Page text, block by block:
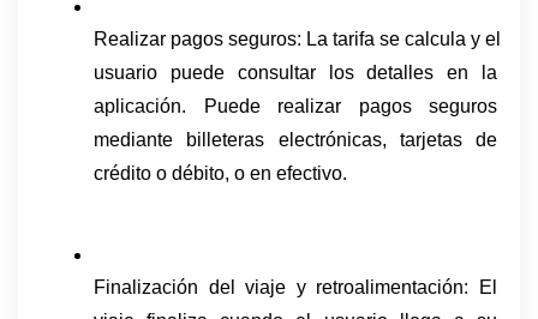
Realizar pagos seguros: La tarifa se calcula y el
usuario puede consultar los detalles en la
aplicación. Puede realizar pagos seguros
mediante billeteras electrónicas, tarjetas de
crédito o débito, o en efectivo.
Finalización del viaje y retroalimentación: El